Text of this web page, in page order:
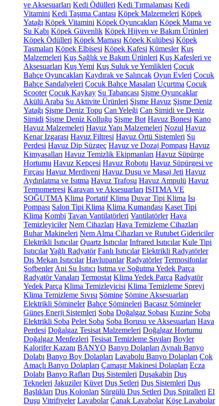
ve Aksesuarları Kedi Ödülleri Kedi Tırmalaması Kedi
Vitamini Kedi Taşıma Çantası Köpek Malzemeleri Köpek
Yatağı Köpek Vitamini Köpek Oyuncakları Köpek Mama ve
Su Kabı Köpek Güvenlik Köpek Hijyen ve Bakım Ürünleri
Köpek Ödülleri Köpek Maması Köpek Kulübesi Köpek
Tasmaları Köpek Elbisesi Köpek Kafesi Kümesler Kuş
Malzemeleri Kuş Sağlık ve Bakım Ürünleri Kuş Kafesleri ve
Aksesuarları Kuş Yemi Kuş Suluk ve Yemlikleri Çocuk
Bahçe Oyuncakları Kaydırak ve Salıncak Oyun Evleri Çocuk
Bahçe Sandalyeleri Çocuk Bahçe Masaları Uçurtma Çocuk
Scooter Çocuk Kaykay Su Tabancası Şişme Oyuncaklar
Akülü Araba Su Aktivite Ürünleri Şişme Havuz Şişme Deniz
Yatağı Şişme Deniz Topu Can Yeleği Can Simidi ve Deniz
Simidi Şişme Deniz Kolluğu Şişme Bot Havuz Bonesi Kano
Havuz Malzemeleri Havuz Yapı Malzemeleri Nozul Havuz
Kenar Izgarası Havuz Filtresi Havuz Örtü Sistemleri Su
Perdesi Havuz Dip Süzgeç Havuz ve Dozaj Pompası Havuz
Kimyasalları Havuz Temizlik Ekipmanları Havuz Süpürge
Hortumu Havuz Kepçesi Havuz Robotu Havuz Süpürgesi ve
Fırçası Havuz Merdiveni Havuz Duşu ve Masaj Jeti Havuz
Aydınlatma ve Isıtma Havuz Trafosu Havuz Ampulü Havuz
Termometresi Karavan ve Aksesuarları ISITMA VE
SOĞUTMA Klima Portatif Klima Duvar Tipi Klima Isı
Pompası Salon Tipi Klima Klima Kumandası Kaset Tipi
Klima Kombi Tavan Vantilatörleri Vantilatörler Hava
Temizleyiciler Nem Cihazları Hava Temizleme Cihazları
Buhar Makineleri Nem Alma Cihazları ve Rutubet Gidericiler
Elektrikli Isıtıcılar Quartz Isıtıcılar Infrared Isıtıcılar Kule Tipi
IsıtıcılarYağlı Radyatör Fanlı Isıtıcılar Elektrikli Radyatörler
Dış Mekan Isıtıcılar Havlupanlar Radyatörler Termosifonlar
Şofbenler Ani Su Isıtıcı Isıtma ve Soğutma Yedek Parça
Radyatör Vanaları Termostat Klima Yedek Parça Radyatör
Yedek Parça Klima Temizleyicisi Klima Temizleme Spreyi
Klima Temizleme Sıvısı Şömine Şömine Aksesuarları
Elektrikli Şömineler Bahçe Şömineleri Bacasız Şömineler
Güneş Enerji Sistemleri Soba Doğalgaz Sobası Kuzine Soba
Elektrikli Soba Pelet Soba Soba Borusu ve Aksesuarları Hava
Perdesi Doğalgaz Tesisat Malzemeleri Doğalgaz Hortumu
Doğalgaz Menfezleri Tesisat Temizleme Sıvıları Boyler
Kalorifer Kazanı BANYO Banyo Dolapları Aynalı Banyo
Dolabı Banyo Boy Dolapları Lavabolu Banyo Dolapları Çok
Amaçlı Banyo Dolapları Çamaşır Makinesi Dolapları Ecza
Dolabı Banyo Rafları Duş Sistemleri Duşakabin Duş
Tekneleri Jakuziler Küvet Duş Setleri Duş Sistemleri Duş
Başlıkları Duş Kolonları Sürgülü Duş Setleri Duş Spiralleri El
Duşu Vitrifiyeler Lavabolar Çanak Lavabolar Köşe Lavabolar